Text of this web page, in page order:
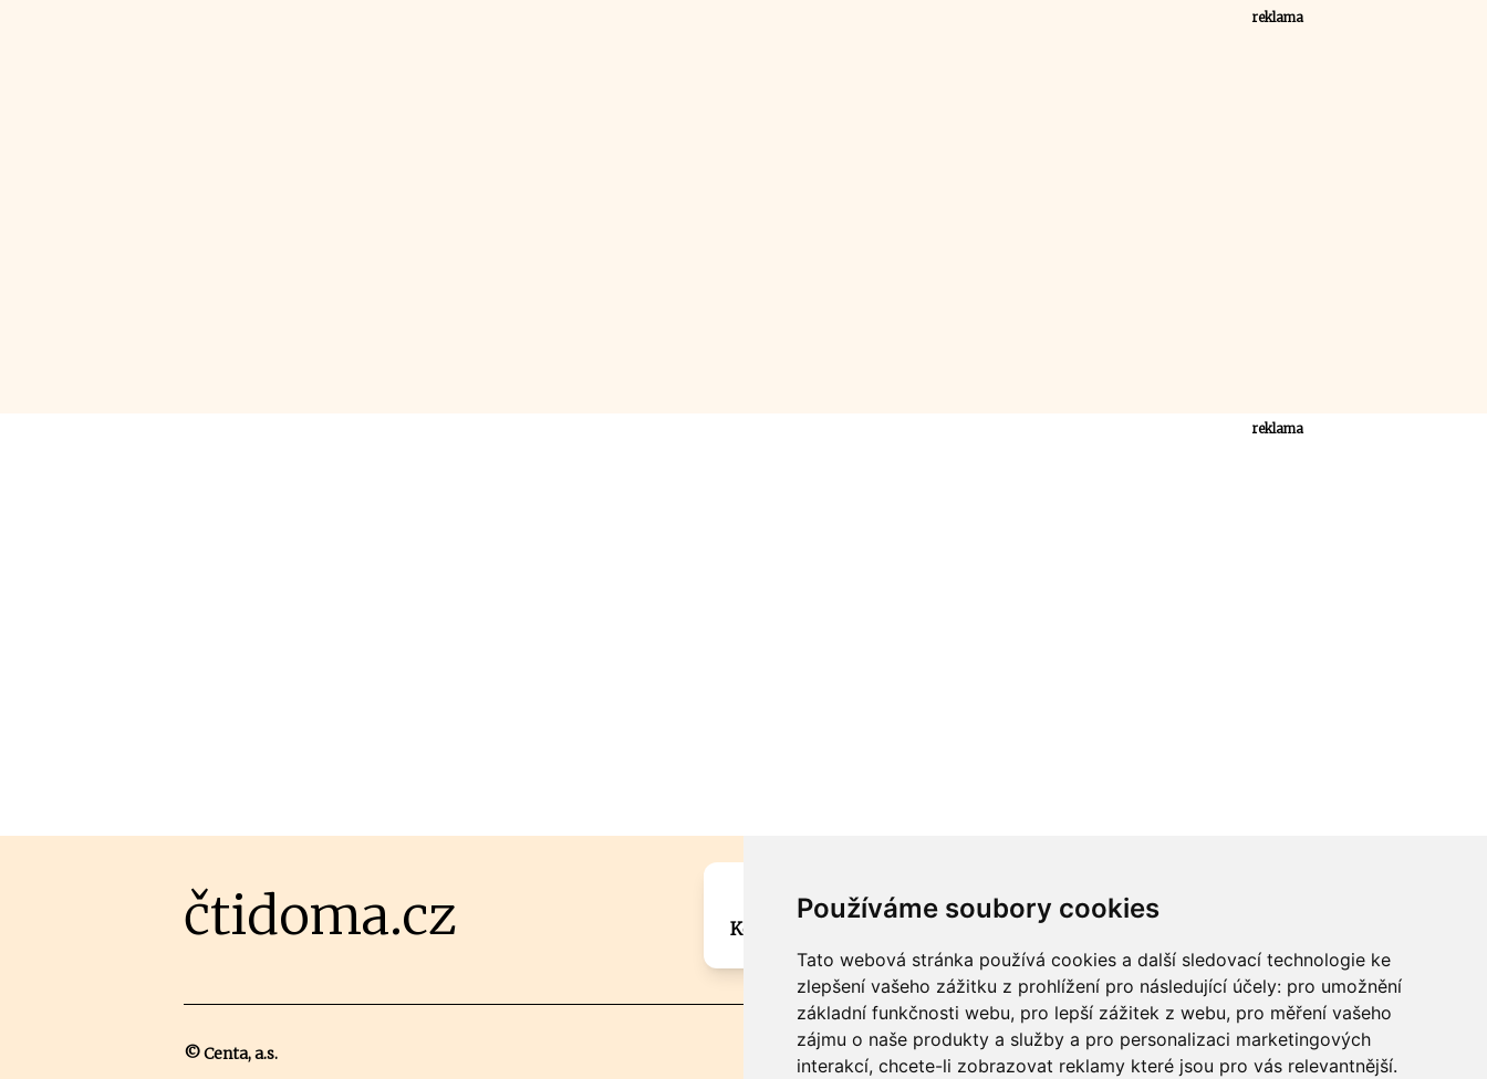
Používáme soubory cookies
Tato webová stránka používá cookies a další sledovací technologie ke
zlepšení vašeho zážitku z prohlížení pro následující účely: pro umožnění
základní funkčnosti webu, pro lepší zážitek z webu, pro měření vašeho
zájmu o naše produkty a služby a pro personalizaci marketingových
interakcí, chcete-li zobrazovat reklamy které jsou pro vás relevantnější.
reklama
reklama
čtidoma.cz
Máte zajímavou informaci? Chcete spolupracovat?
Kontaktujte šéfredaktora Martina Chalupu:
© Centa, a.s.